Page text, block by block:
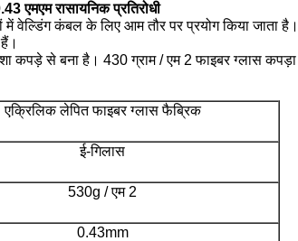
एमएम रासायनिक प्रतिरोधी
वेल्डिंग कंबल के लिए आम तौर पर प्रयोग किया जाता है।
कपड़े से बना है। 430ग्राम / एम 2 फाइबर ग्लास कपड़ा
एक्रिलिक लेपित फाइबर ग्लास फैब्रिक
ई-गिलास
530g / एम 2
0.43mm